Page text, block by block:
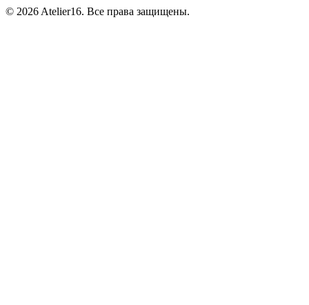
© 2026 Atelier16. Все права защищены.